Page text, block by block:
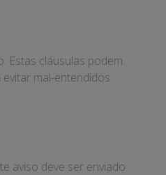
Estas cláusulas podem
mal-entendidos
aviso deve ser enviado